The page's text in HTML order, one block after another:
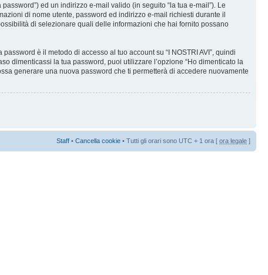
ed un indirizzo e-mail valido (in seguito “la tua e-mail”). Le
di nome utente, password ed indirizzo e-mail richiesti durante il
di selezionare quali delle informazioni che hai fornito possano
è il metodo di accesso al tuo account su “I NOSTRI AVI”, quindi
dimenticassi la tua password, puoi utilizzare l’opzione “Ho dimenticato la
generare una nuova password che ti permetterà di accedere nuovamente
Staff • Cancella cookie • Tutti gli orari sono UTC + 1 ora [ ora legale ]